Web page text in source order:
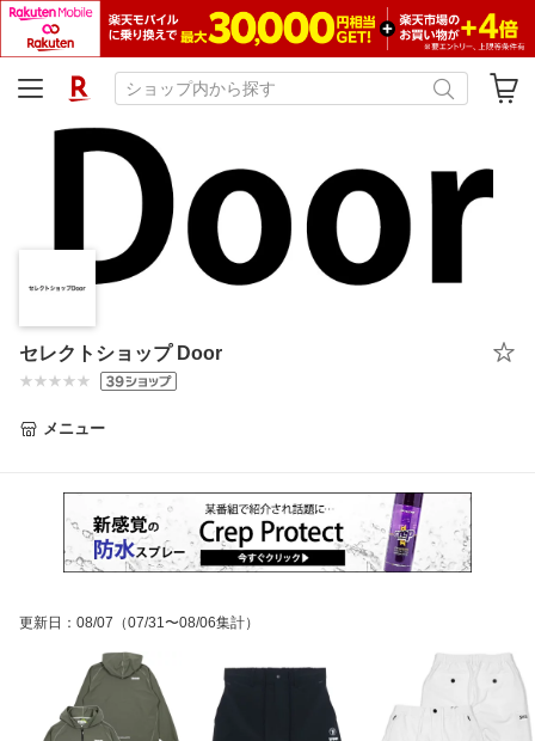
セレクトショップ Door
メニュー
更新日 ： 08/07 （07/31〜08/06集計）